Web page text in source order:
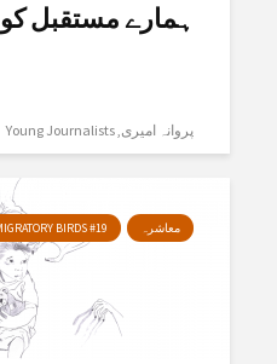
ہمارے مستقبل کو
پروانہ امیری Young Journalists
معاشرہ BIRDS #19